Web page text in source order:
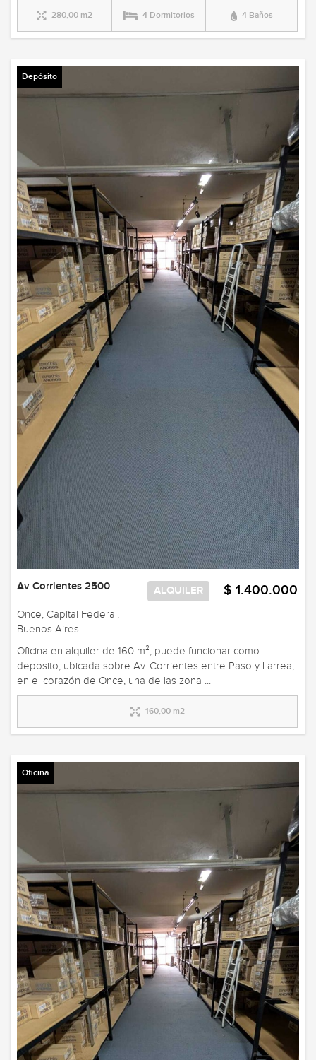
280,00 m2 4 Dormitorios 4 Baños
Depósito
$ 1.400.000
ALQUILER
Av Corrientes 2500
Once, Capital Federal,
Buenos Aires
Oficina en alquiler de 160 m², puede funcionar como
deposito, ubicada sobre Av. Corrientes entre Paso y Larrea,
en el corazón de Once, una de las zona ...
160,00 m2
Oficina